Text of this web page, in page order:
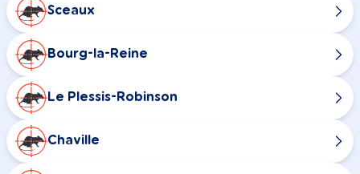
Sceaux
Bourg-la-Reine
Le Plessis-Robinson
Chaville